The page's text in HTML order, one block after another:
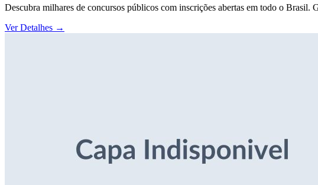
Descubra milhares de concursos públicos com inscrições abertas em todo o Brasil.
Ver Detalhes →